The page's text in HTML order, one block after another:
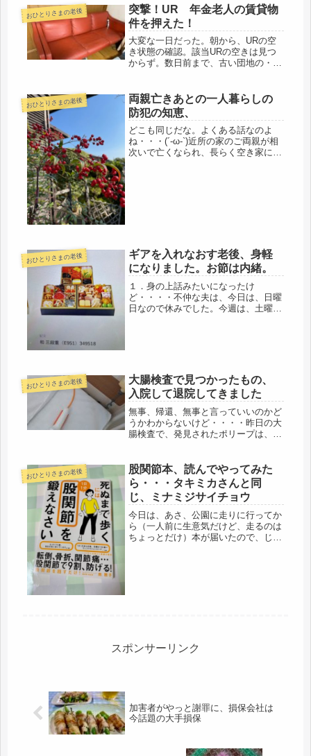
とに。帰りにスーパーに寄って買い物
をしたいなど、口が裂けても言えな
い。甘...
おひとりさまの老後
突撃！UR 年金老人の賃貸物
件を押えた！
大変な一日だった。朝から、URの空
き状態の確認。該当URの空きは見つ
からず。数日前まで、古い団地の・・
埋まっていた。その後、銀行の貸金庫
へ。用事は済ませて、帰宅。のんびり
昼...
おひとりさまの老後
両親亡きあとの一人暮らしの
防犯の知恵、
どこも同じだな。よくある話なのよ
ね・・・(´-ω-`)近所の家のご両親が相
次いで亡くなられ、長らく空き家にな
おひとりさまの老後
ギアを入れなおす老後、身軽
になりました。お節は内緒。
１．身の上話みたいになったけ
ど・・・・不仲な夫は、今日は、日曜
日なので休みでした。今週は、土曜、
おひとりさまの老後
大腸検査で見つかったもの、
入院して退院してきました
無事、帰還、無事と言っていいのかど
うかわからないけど・・・・昨日の大
腸検査で、発見されたポリープは、切
昼頃から検査に入った。その後は、意
識ナシ、夕方、医者が病室に回って来
て、...
おひとりさまの老後
股関節本、読んでやってみた
ら・・・タキミカさんと同
じ、ミナミジサイチョウ
今日は、あさ、公園に走りに行ってか
ら（一人前に生意気だけど、走るのは
ちょっとだけ）本が届いたので、じっ
スポンサーリンク
加害者がやっと謝罪に、損保会社は
今話題の大手損保